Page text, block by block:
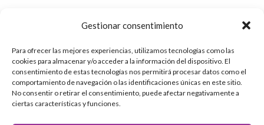
Gestionar consentimiento
Para ofrecer las mejores experiencias, utilizamos tecnologías como las
cookies para almacenar y/o acceder a la información del dispositivo. El
consentimiento de estas tecnologías nos permitirá procesar datos como el
comportamiento de navegación o las identificaciones únicas en este sitio.
No consentir o retirar el consentimiento, puede afectar negativamente a
ciertas características y funciones.
986 48 52 28 - Ext.2
administracion@catedrafundacioninade.org
Universidade da Coruña - Facultad de Derecho
Campus Elviña s/n